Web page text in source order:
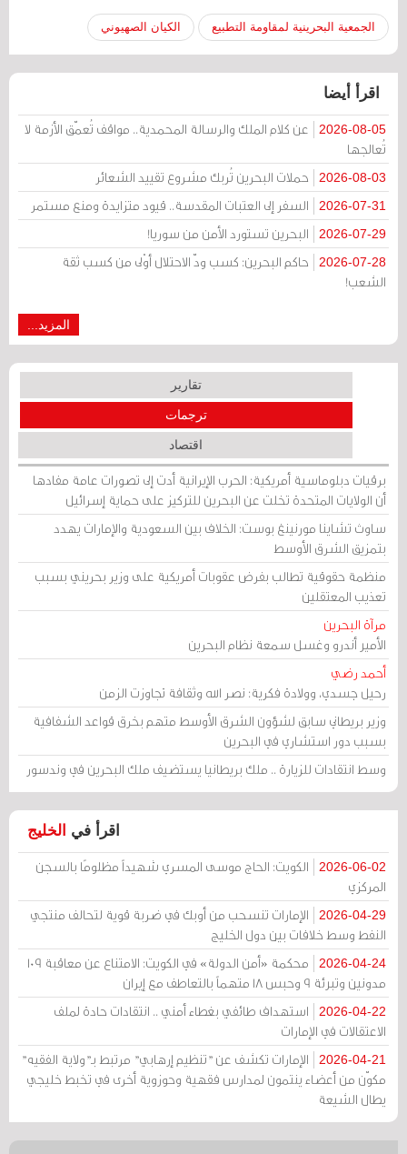
الجمعية البحرينية لمقاومة التطبيع الكيان الصهيوني
اقرأ أيضا
2026-08-05
عن كلام الملك والرسالة المحمدية.. مواقف تُعمّق الأزمة لا
تُعالجها
2026-08-03 حملات البحرين تُربك مشروع تقييد الشعائر
2026-07-31 السفر إلى العتبات المقدسة.. قيود متزايدة ومنع مستمر
2026-07-29 البحرين تستورد الأمن من سوريا!
2026-07-28
حاكم البحرين: كسب ودّ الاحتلال أوْلى من كسب ثقة
الشعب!
المزيد...
تقارير
ترجمات
اقتصاد
برقيات دبلوماسية أمريكية: الحرب الإيرانية أدت إلى تصورات عامة مفادها
أن الولايات المتحدة تخلت عن البحرين للتركيز على حماية إسرائيل
ساوث تشاينا مورنينغ بوست: الخلاف بين السعودية والإمارات يهدد
بتمزيق الشرق الأوسط
منظمة حقوقية تطالب بفرض عقوبات أمريكية على وزير بحريني بسبب
تعذيب المعتقلين
مرآة البحرين
الأمير أندرو وغسل سمعة نظام البحرين
أحمد رضي
رحيل جسدي، وولادة فكرية: نصر الله وثقافة تجاوزت الزمن
وزير بريطاني سابق لشؤون الشرق الأوسط متهم بخرق قواعد الشفافية
بسبب دور استشاري في البحرين
وسط انتقادات للزيارة .. ملك بريطانيا يستضيف ملك البحرين في وندسور
اقرأ في الخليج
2026-06-02
الكويت: الحاج موسى المسري شهيداً مظلومًا بالسجن
المركزي
2026-04-29
الإمارات تنسحب من أوبك في ضربة قوية لتحالف منتجي
النفط وسط خلافات بين دول الخليج
2026-04-24
محكمة «أمن الدولة» في الكويت: الامتناع عن معاقبة 109
مدونين وتبرئة 9 وحبس 18 متهماً بالتعاطف مع إيران
2026-04-22
استهداف طائفي بغطاء أمني .. انتقادات حادة لملف
الاعتقالات في الإمارات
2026-04-21
الإمارات تكشف عن "تنظيم إرهابي" مرتبط بـ"ولاية الفقيه"
مكوّن من أعضاء ينتمون لمدارس فقهية وحوزوية أخرى في تخبط خليجي
يطال الشيعة